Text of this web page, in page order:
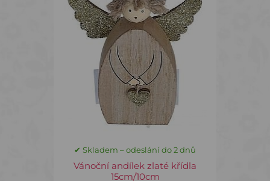
✔ Skladem – odeslání do 2 dnů
Vánoční andílek zlaté křídla
15cm/10cm